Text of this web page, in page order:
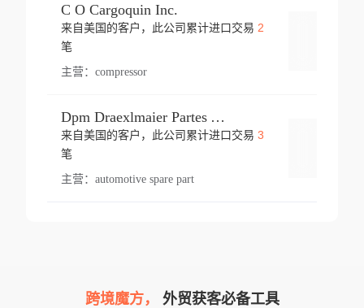
C O Cargoquin Inc.
来自美国的客户，此公司累计进口交易 2
笔
主营： compressor
Dpm Draexlmaier Partes Automotrices Corr Ind Huejotzingo
来自美国的客户，此公司累计进口交易 3
笔
主营： automotive spare part
跨境魔方， 外贸获客必备工具